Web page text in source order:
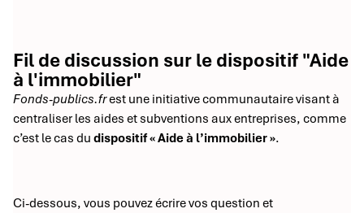
Fil de discussion sur le dispositif "Aide
à l'immobilier"
Fonds-publics.frest une initiative communautaire visant à
centraliser les aides et subventions aux entreprises, comme
c’est le cas du dispositif « Aide à l’immobilier ».
Ci-dessous, vous pouvez écrire vos question et